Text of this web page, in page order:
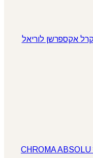
אקספרשן לוריאל